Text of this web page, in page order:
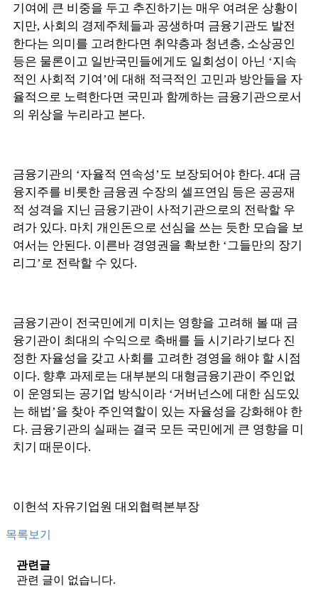
기여에 큰 비중을 두고 추진하기는 매우 여려운 상황이
지만, 사회의 경제주체들과 공생하며 금융기관도 발전
한다는 의미를 고려한다면 취약층과 청년층, 소상공인
등은 물론이고 일반국민들에게도 일회성이 아닌 ‘지속
적인 사회적 기여’에 대해 적극적인 고민과 방안들을 자
율적으로 노력한다면 국민과 함께하는 금융기관으로서
의 위상을 누리라고 본다.
금융기관의 ‘자율적 연속성’도 보장되어야 한다. 4대 금
융지주를 비롯한 금융권 수장의 셀프연임 등은 공공재
적 성격을 지닌 금융기관이 사적기관으로의 전락할 우
려가 있다. 마치 개인돈으로 선심을 쓰는 듯한 모습을 보
여서는 안된다. 이른바 경영권을 확보한 ‘그들만의 장기
리그’로 전락할 수 있다.
금융기관이 전국민에게 미치는 영향을 고려해 볼 때 금
융기관이 최대의 수익으로 축배를 들 시기라기보다 진
정한 자율성을 갖고 사회를 고려한 경영을 해야 할 시점
이다. 향후 과제로는 대부분의 대형금융기관이 주인없
이 운영되는 공기업 방식이라 ‘거버넌스에 대한 심도있
는 해법’을 찾아 주인역할이 있는 자율성을 강화해야 한
다. 금융기관의 실패는 결국 모든 국민에게 큰 영향을 미
치기 때문이다.
이헌석 자유기업원 대외협력본부장
목록보기
관련글
관련 글이 없습니다.